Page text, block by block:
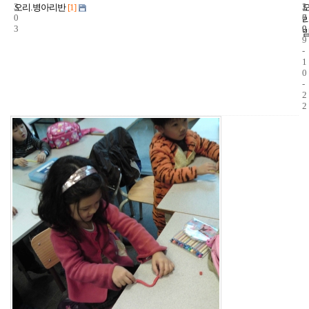
3
0
3
오리.병아리반 [1]
1
7
9
2
0
0
9
-
1
0
-
2
2